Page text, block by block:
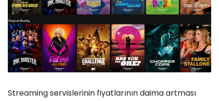
Streaming servislerinin fiyatlarının daima artması